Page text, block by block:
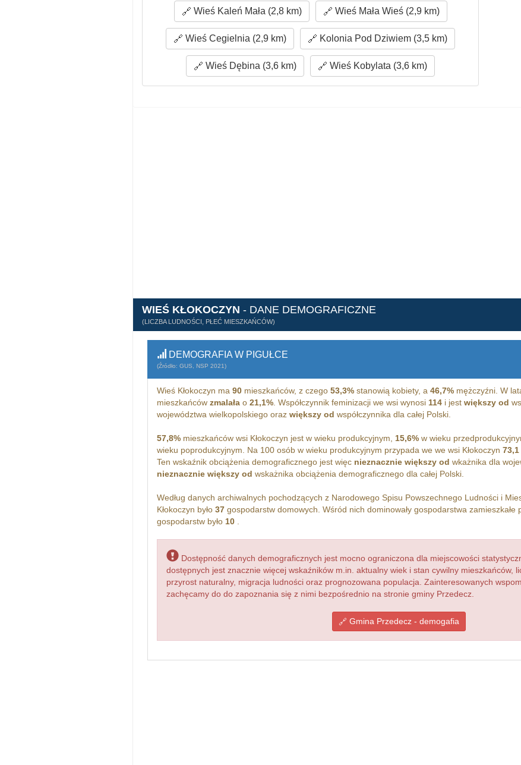
Wieś Kaleń Mała (2,8 km) Wieś Mała Wieś (2,9 km)
Wieś Cegielnia (2,9 km) Kolonia Pod Dziwiem (3,5 km)
Wieś Dębina (3,6 km) Wieś Kobylata (3,6 km)
WIEŚ KŁOKOCZYN - DANE DEMOGRAFICZNE
(LICZBA LUDNOŚCI, PŁEĆ MIESZKAŃCÓW)
DEMOGRAFIA W PIGUŁCE
(Źródło: GUS, NSP 2021)
Wieś Kłokoczyn ma 90mieszkańców, z czego 53,3%stanowią kobiety, a 46,7%mężczyźni. W
mieszkańców zmalałao 21,1%. Współczynnik feminizacji we wsi wynosi 114i jest większy od
województwa wielkopolskiego oraz większy od współczynnika dla całej Polski.
57,8%mieszkańców wsi Kłokoczyn jest w wieku produkcyjnym, 15,6%w wieku
wieku poprodukcyjnym. Na 100 osób w wieku produkcyjnym przypada we we wsi Kłokoczyn 73,1
Ten wskaźnik obciążenia demograficznego jest więc nieznacznie większy od wkażnika dla
nieznacznie większy od wskażnika obciążenia demograficznego dla całej Polski.
Według danych archiwalnych pochodzących z Narodowego Spisu Powszechnego Ludności i
Kłokoczyn było 37gospodarstw domowych. Wśród nich dominowały gospodarstwa zamieszkałe
gospodarstw było 10.
Dostępność danych demograficznych jest mocno ograniczona dla miejscowości
dostępnych jest znacznie więcej wskaźników m.in. aktualny wiek i stan cywilny mieszkańców,
przyrost naturalny, migracja ludności oraz prognozowana populacja. Zainteresowanych
zachęcamy do do zapoznania się z nimi bezpośrednio na stronie gminy Przedecz.
Gmina Przedecz - demogafia